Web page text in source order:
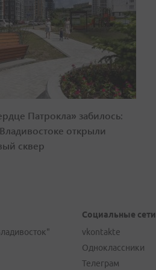
Патрокла» забилось:
открыли
сквер
Социальные сети
vkontakte
Одноклассники
Телеграм